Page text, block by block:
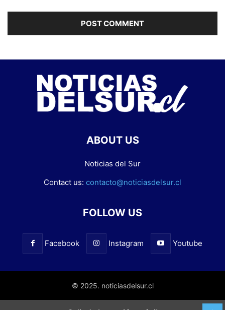
ABOUT US
Noticias del Sur
Contact us: contacto@noticiasdelsur.cl
FOLLOW US
Facebook Instagram Youtube
© 2025. noticiasdelsur.cl